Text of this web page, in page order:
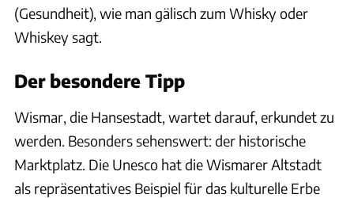
(Gesundheit), wie man gälisch zum Whisky oder
Whiskey sagt.
Der besondere Tipp
Wismar, die Hansestadt, wartet darauf, erkundet zu
werden. Besonders sehenswert: der historische
Marktplatz. Die Unesco hat die Wismarer Altstadt
als repräsentatives Beispiel für das kulturelle Erbe